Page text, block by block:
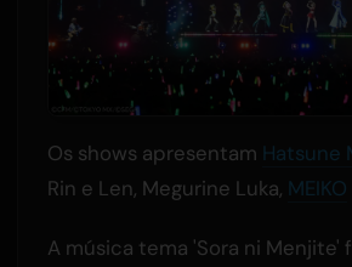
Os shows apresentam Hatsune
Rin e Len, Megurine Luka, MEIKO
A música tema 'Sora ni Menjite'